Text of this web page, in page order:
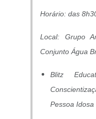
Horário: das
Local: Grupo
Conjunto Água
Blitz
Pessoa Idosa